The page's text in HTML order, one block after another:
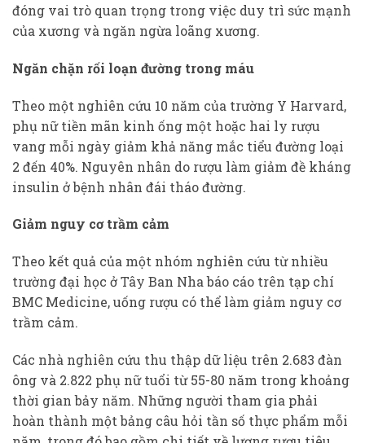
đóng vai trò quan trọng trong việc duy trì sức mạnh
của xương và ngăn ngừa loãng xương.
Ngăn chặn rối loạn đường trong máu
Theo một nghiên cứu 10 năm của trường Y Harvard,
phụ nữ tiền mãn kinh ống một hoặc hai ly rượu
vang mỗi ngày giảm khả năng mắc tiểu đường loại
2 đến 40%. Nguyên nhân do rượu làm giảm đề kháng
insulin ở bệnh nhân đái tháo đường.
Giảm nguy cơ trầm cảm
Theo kết quả của một nhóm nghiên cứu từ nhiều
trường đại học ở Tây Ban Nha báo cáo trên tạp chí
BMC Medicine, uống rượu có thể làm giảm nguy cơ
trầm cảm.
Các nhà nghiên cứu thu thập dữ liệu trên 2.683 đàn
ông và 2.822 phụ nữ tuổi từ 55-80 năm trong khoảng
thời gian bảy năm. Những người tham gia phải
hoàn thành một bảng câu hỏi tần số thực phẩm mỗi